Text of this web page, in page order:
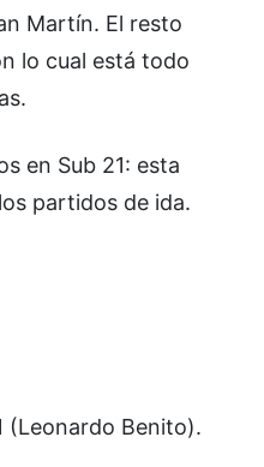
Martín. El resto
lo cual está todo
en Sub 21: esta
partidos de ida.
(Leonardo Benito).